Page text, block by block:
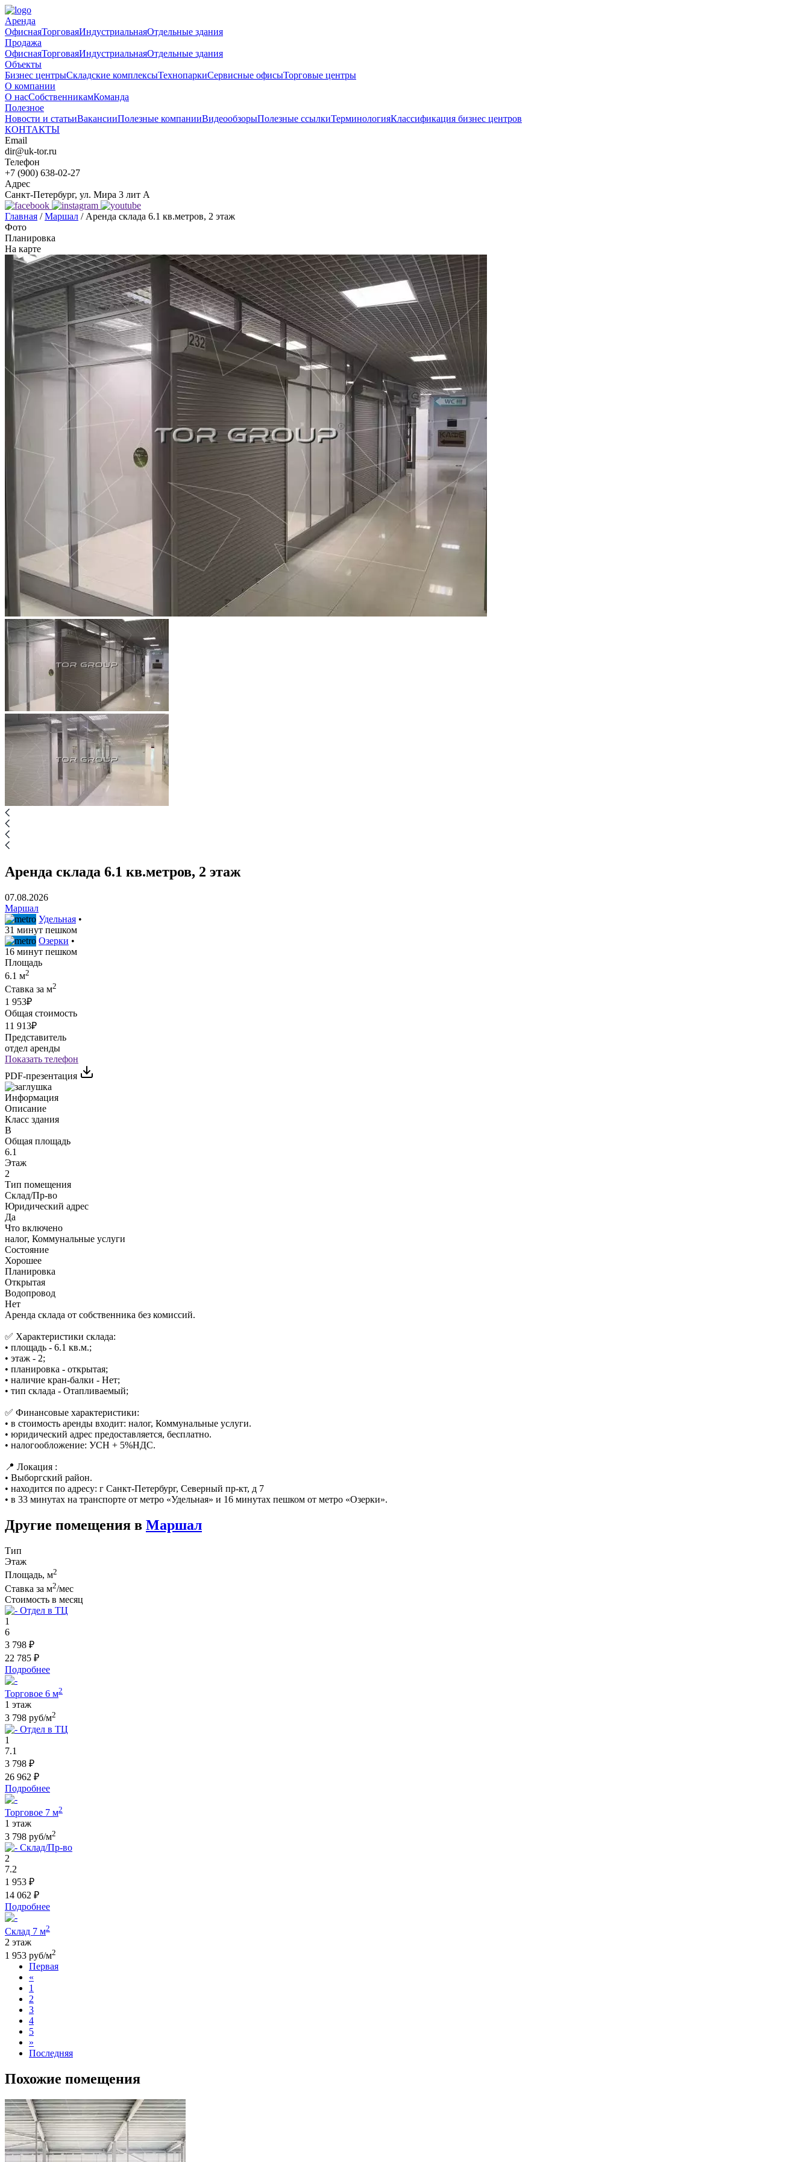
Аренда
ОфиснаяТорговаяИндустриальнаяОтдельные здания
Продажа
ОфиснаяТорговаяИндустриальнаяОтдельные здания
Объекты
Бизнес центрыСкладские комплексыТехнопаркиСервисные офисыТорговые центры
О компании
О насСобственникамКоманда
Полезное
Новости и статьиВакансииПолезные компанииВидеообзорыПолезные ссылкиТерминологияКлассификация бизнес центров
КОНТАКТЫ
Email
dir@uk-tor.ru
Телефон
+7 (900) 638-02-27
Адрес
Санкт-Петербург, ул. Мира 3 лит А
Главная /Маршал / Аренда склада 6.1 кв.метров, 2 этаж
Фото
Планировка
На карте
Аренда склада 6.1 кв.метров, 2 этаж
07.08.2026
Маршал
Удельная •
31 минут пешком
Озерки •
16 минут пешком
Площадь
6.1 м2
Ставка за м2
1 953₽
Общая стоимость
11 913₽
Представитель
отдел аренды
Показать телефон
PDF-презентация
Информация
Описание
Класс здания
B
Общая площадь
6.1
Этаж
2
Тип помещения
Склад/Пр-во
Юридический адрес
Да
Что включено
налог, Коммунальные услуги
Состояние
Хорошее
Планировка
Открытая
Водопровод
Нет
Аренда склада от собственника без комиссий.
✅ Характеристики склада:
• площадь - 6.1 кв.м.;
• этаж - 2;
• планировка - открытая;
• наличие кран-балки - Нет;
• тип склада - Отапливаемый;
✅ Финансовые характеристики:
• в стоимость аренды входит: налог, Коммунальные услуги.
• юридический адрес предоставляется, бесплатно.
• налогообложение: УСН + 5%НДС.
📍 Локация :
• Выборгский район.
• находится по адресу: г Санкт-Петербург, Северный пр-кт, д 7
• в 33 минутах на транспорте от метро «Удельная» и 16 минутах пешком от метро «Озерки».
Другие помещения в Маршал
Тип
Этаж
Площадь, м2
Ставка за м2/мес
Стоимость в месяц
Отдел в ТЦ
1
6
3 798 ₽
22 785 ₽
Подробнее
Торговое 6 м2
1 этаж
3 798 руб/м2
Отдел в ТЦ
1
7.1
3 798 ₽
26 962 ₽
Подробнее
Торговое 7 м2
1 этаж
3 798 руб/м2
Склад/Пр-во
2
7.2
1 953 ₽
14 062 ₽
Подробнее
Склад 7 м2
2 этаж
1 953 руб/м2
Первая
«
1
2
3
4
5
»
Последняя
Похожие помещения